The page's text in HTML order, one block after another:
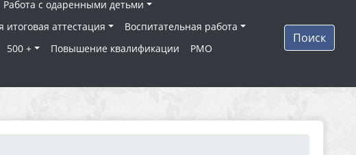
Работа с одаренными детьми
итоговая аттестация
Воспитательная работа
500 + Повышение квалификации
РМО
Поиск